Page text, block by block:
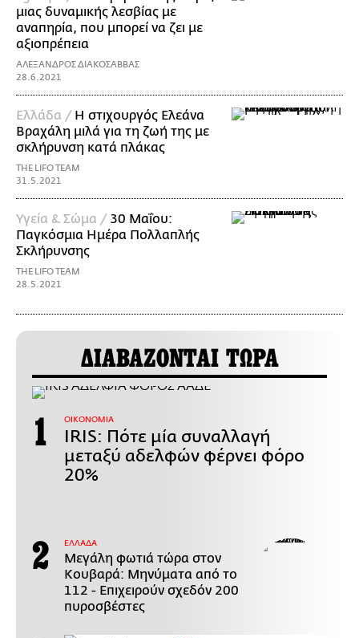
μιας δυναμικής λεσβίας με
αναπηρία, που μπορεί να ζει με
αξιοπρέπεια
ΑΛΕΞΑΝΔΡΟΣ ΔΙΑΚΟΣΑΒΒΑΣ
28.6.2021
Ελλάδα / Η στιχουργός Ελεάνα
Βραχάλη μιλά για τη ζωή της με
σκλήρυνση κατά πλάκας
THE LIFO TEAM
31.5.2021
Υγεία & Σώμα / 30 Μαΐου:
Παγκόσμια Ημέρα Πολλαπλής
Σκλήρυνσης
THE LIFO TEAM
28.5.2021
ΔΙΑΒΑΖΟΝΤΑΙ ΤΩΡΑ
ΟΙΚΟΝΟΜΙΑ
IRIS: Πότε μία συναλλαγή
μεταξύ αδελφών φέρνει φόρο
20%
ΕΛΛΑΔΑ
Μεγάλη φωτιά τώρα στον
Κουβαρά: Μηνύματα από το
112 - Επιχειρούν σχεδόν 200
πυροσβέστες